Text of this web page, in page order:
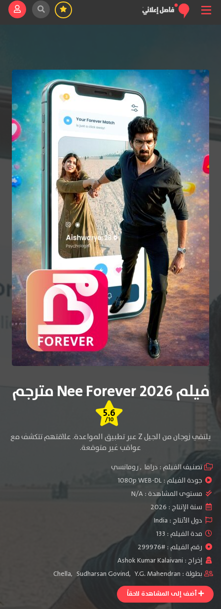
فيلم Nee Forever 2026 مترجم
5.6
/10
يلتقي زوجان من الجيل Z عبر تطبيق المواعدة. علاقتهم تتكشف مع
عواقب غير متوقعة.
تصنيف الفيلم : دراما ,رومانسي
جودة الفيلم :1080p WEB-DL
مستوى المشاهدة :N/A
سنة الإنتاج : 2026
دول الأنتاج : India
مدة الفيلم : 133
رقم الفيلم : #299976
إخراج :Ashok Kumar Kalaivani
بطولة :
Chella, Sudharsan Govind, Y.G. Mahendran
أضف إلى المشاهدة لاحقاً